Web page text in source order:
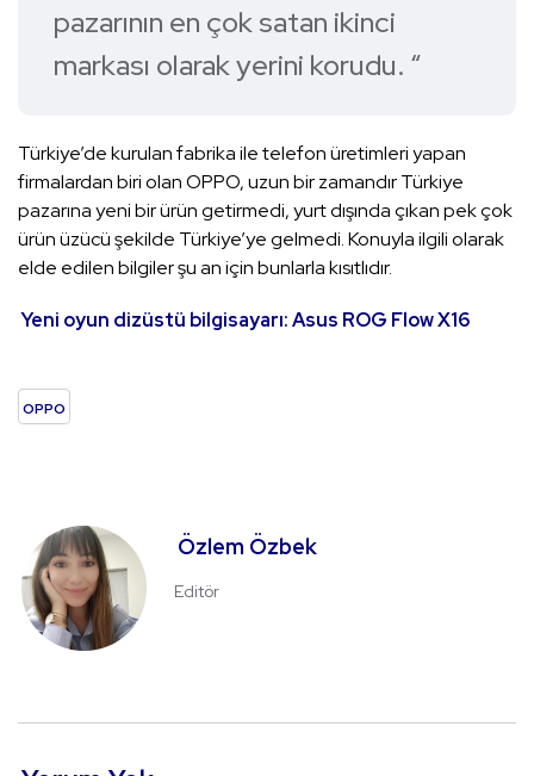
pazarının en çok satan ikinci
markası olarak yerini korudu. “
Türkiye’de kurulan fabrika ile telefon üretimleri yapan
firmalardan biri olan OPPO, uzun bir zamandır Türkiye
pazarına yeni bir ürün getirmedi, yurt dışında çıkan pek çok
ürün üzücü şekilde Türkiye’ye gelmedi. Konuyla ilgili olarak
elde edilen bilgiler şu an için bunlarla kısıtlıdır.
Yeni oyun dizüstü bilgisayarı: Asus ROG Flow X16
OPPO
Özlem Özbek
Editör